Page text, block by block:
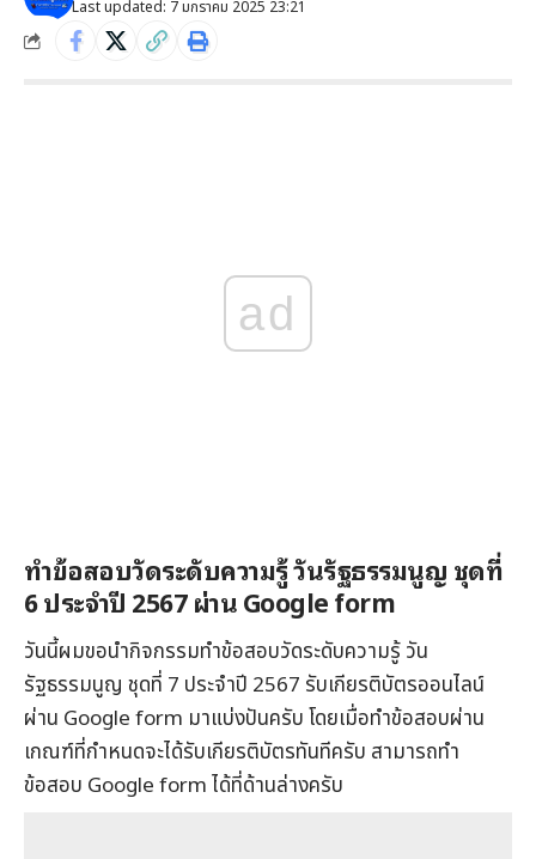
Last updated: 7 มกราคม 2025 23:21
ad
ทำข้อสอบวัดระดับความรู้ วันรัฐธรรมนูญ ชุดที่
6 ประจำปี 2567 ผ่าน Google form
วันนี้ผมขอนำกิจกรรมทำข้อสอบวัดระดับความรู้ วัน
รัฐธรรมนูญ ชุดที่ 7 ประจำปี 2567 รับเกียรติบัตรออนไลน์
ผ่าน Google form มาแบ่งปันครับ โดยเมื่อทำข้อสอบผ่าน
เกณฑ์ที่กำหนดจะได้รับเกียรติบัตรทันทีครับ สามารถทำ
ข้อสอบ Google form ได้ที่ด้านล่างครับ